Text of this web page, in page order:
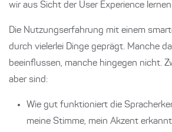
wir aus Sicht der User Experience
Die Nutzungserfahrung mit einem
durch vielerlei Dinge geprägt. Manche
beeinflussen, manche hingegen nicht.
aber sind:
Wie gut funktioniert die
meine Stimme, mein Akzent erkannt